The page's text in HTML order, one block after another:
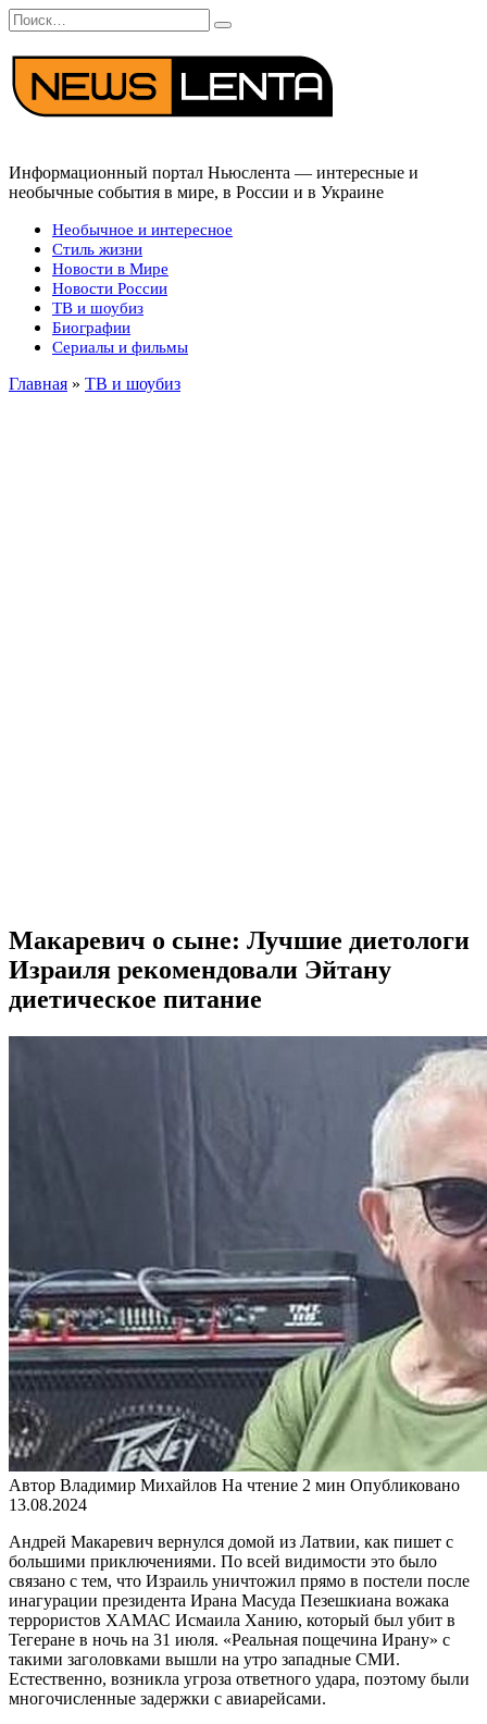
Перейти
к
содержанию
Search
for:
Информационный портал Ньюслента — интересные и
необычные события в мире, в России и в Украине
Необычное и интересное
Стиль жизни
Новости в Мире
Новости России
ТВ и шоубиз
Биографии
Сериалы и фильмы
Главная » ТВ и шоубиз
Макаревич о сыне: Лучшие диетологи
Израиля рекомендовали Эйтану
диетическое питание
Автор Владимир Михайлов На чтение 2 мин Опубликовано
13.08.2024
Андрей Макаревич вернулся домой из Латвии, как пишет с
большими приключениями. По всей видимости это было
связано с тем, что Израиль уничтожил прямо в постели после
инагурации президента Ирана Масуда Пезешкиана вожака
террористов ХАМАС Исмаила Ханию, который был убит в
Тегеране в ночь на 31 июля. «Реальная пощечина Ирану» с
такими заголовками вышли на утро западные СМИ.
Естественно, возникла угроза ответного удара, поэтому были
многочисленные задержки с авиарейсами.